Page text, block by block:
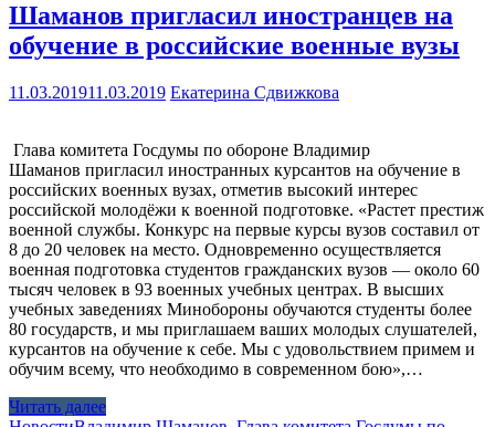
Шаманов пригласил иностранцев на
обучение в российские военные вузы
11.03.201911.03.2019 Екатерина Сдвижкова
Глава комитета Госдумы по обороне Владимир
Шаманов пригласил иностранных курсантов на обучение в
российских военных вузах, отметив высокий интерес
российской молодёжи к военной подготовке. «Растет престиж
военной службы. Конкурс на первые курсы вузов составил от
8 до 20 человек на место. Одновременно осуществляется
военная подготовка студентов гражданских вузов — около 60
тысяч человек в 93 военных учебных центрах. В высших
учебных заведениях Минобороны обучаются студенты более
80 государств, и мы приглашаем ваших молодых слушателей,
курсантов на обучение к себе. Мы с удовольствием примем и
обучим всему, что необходимо в современном бою»,…
Читать далее